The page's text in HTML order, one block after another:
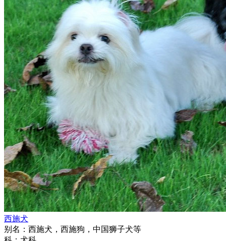
西施犬
别名： 西施犬，西施狗，中国狮子犬等